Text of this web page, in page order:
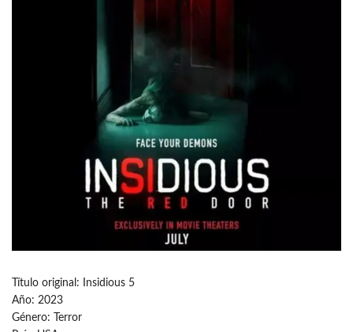
Título original: Insidious 5
Año: 2023
Género: Terror